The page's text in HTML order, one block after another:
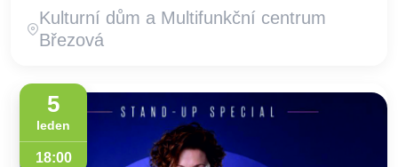
Kulturní dům a Multifunkční centrum
Březová
5
leden
18:00